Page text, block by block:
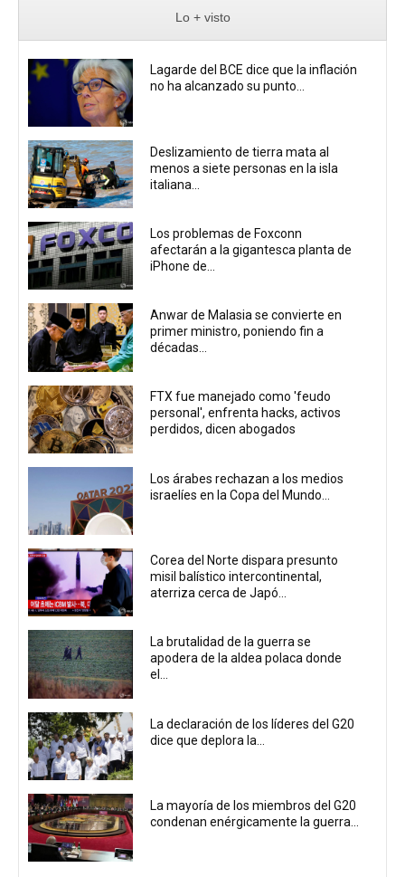
Lo + visto
Lagarde del BCE dice que la inflación
no ha alcanzado su punto...
Deslizamiento de tierra mata al
menos a siete personas en la isla
italiana...
Los problemas de Foxconn
afectarán a la gigantesca planta de
iPhone de...
Anwar de Malasia se convierte en
primer ministro, poniendo fin a
décadas...
FTX fue manejado como 'feudo
personal', enfrenta hacks, activos
perdidos, dicen abogados
Los árabes rechazan a los medios
israelíes en la Copa del Mundo...
Corea del Norte dispara presunto
misil balístico intercontinental,
aterriza cerca de Japó...
La brutalidad de la guerra se
apodera de la aldea polaca donde
el...
La declaración de los líderes del G20
dice que deplora la...
La mayoría de los miembros del G20
condenan enérgicamente la guerra...